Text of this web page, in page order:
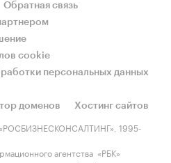
Обратная связь
cookie
персональных данных
доменов
Хостинг сайтов
1995-
агентства «РБК»